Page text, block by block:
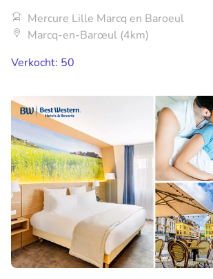
Mercure Lille Marcq en Baroeul
Marcq-en-Barœul (4km)
Verkocht: 50